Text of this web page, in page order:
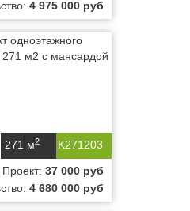
4 975 000 руб
K271203
271 м2
Проект: 37 000 руб
4 680 000 руб